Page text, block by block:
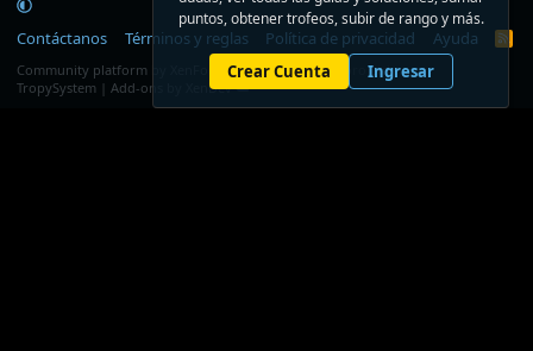
Contáctanos Términos y reglas Política de privacidad Ayuda
R
Community platform by XenForo ® © 2010-2026 XenForo Ltd.
TropySystem | Add-ons by XenDev ☁️
puntos, obtener trofeos, subir de rango y más.
Crear Cuenta Ingresar